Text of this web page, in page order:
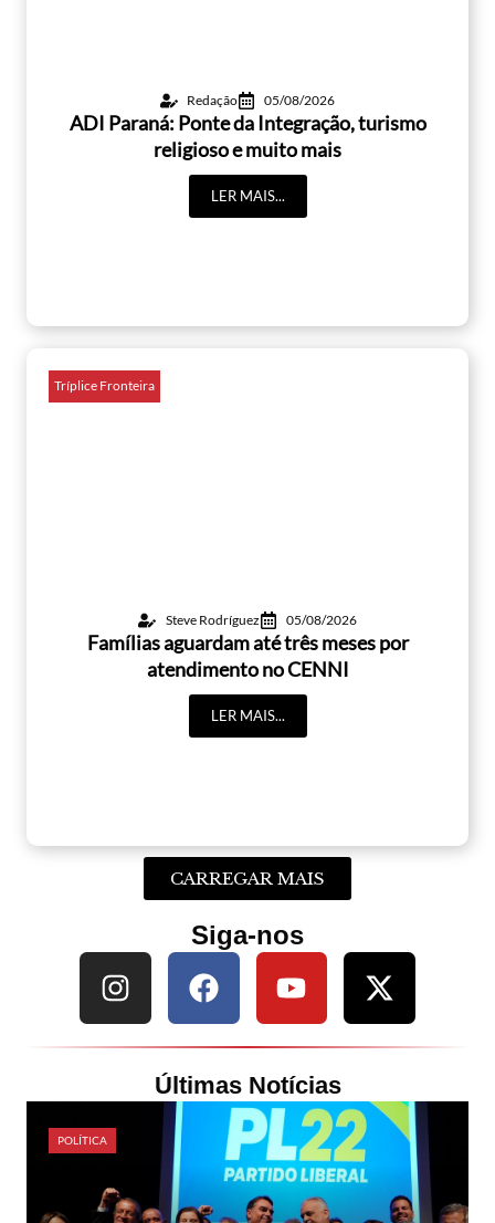
Redação 05/08/2026
ADI Paraná: Ponte da Integração, turismo
religioso e muito mais
LER MAIS...
Tríplice Fronteira
Steve Rodríguez 05/08/2026
Famílias aguardam até três meses por
atendimento no CENNI
LER MAIS...
CARREGAR MAIS
Siga-nos
Últimas Notícias
POLÍTICA